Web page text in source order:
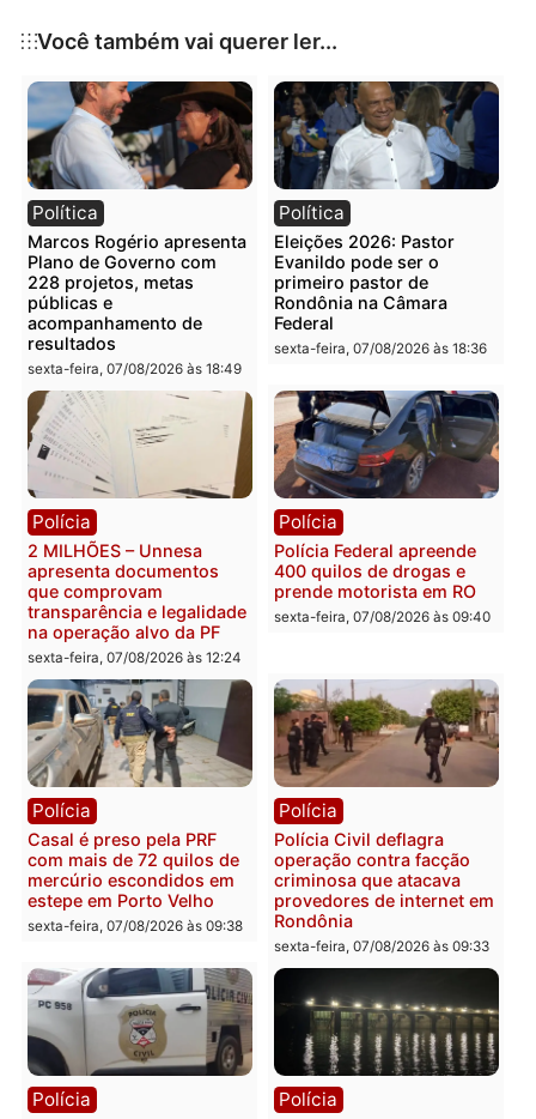
login único do governo federal para acessar a
ferramenta.
Publicidade
Categorias
Brasil
Você também vai querer ler...
Política
Marcos Rogério apresenta
Plano de Governo com
228 projetos, metas
públicas e
acompanhamento de
resultados
sexta-feira, 07/08/2026 às 18:49
Política
Eleições 2026: Pastor
Evanildo pode ser o
primeiro pastor de
Rondônia na Câmara
sexta-feira, 07/08/2026 às
Polícia
2 MILHÕES – Unnesa
apresenta documentos
transparência e legalidade
na operação alvo da PF
sexta-feira, 07/08/2026 às 12:24
Polícia
Polícia Federal apreende
400 quilos de drogas e
prende motorista em RO
sexta-feira, 07/08/2026 às